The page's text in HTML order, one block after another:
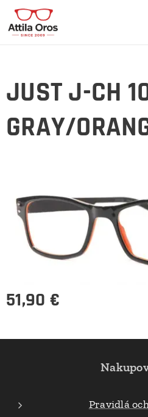
JUST J-CH
GRAY/
51,90 €
Pravidlá